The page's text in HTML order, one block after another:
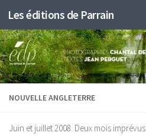
Au dessous du contenu
Les éditions de Parrain
NOUVELLE ANGLETERRE
Juin et juillet 2008. Deux mois